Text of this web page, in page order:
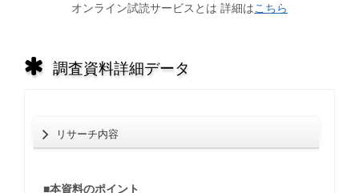
オンライン試読サービスとは 詳細はこちら
調査資料詳細データ
リサーチ内容
■本資料のポイント